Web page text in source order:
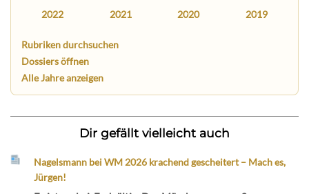
2022 2021 2020 2019
Rubriken durchsuchen
Dossiers öffnen
Alle Jahre anzeigen
Dir gefällt vielleicht auch
Nagelsmann bei WM 2026 krachend gescheitert – Mach es,
Jürgen!